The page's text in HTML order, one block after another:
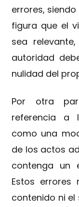
errores,
figura que el
sea
autoridad
nulidad del
Por otra
referencia a
como una
de los actos
contenga un
Estos errores
contenido ni el